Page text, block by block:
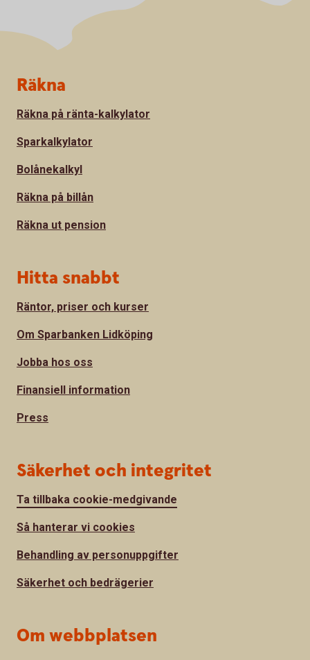
Sidfot
Räkna
Räkna på ränta-kalkylator
Sparkalkylator
Bolånekalkyl
Räkna på billån
Räkna ut pension
Hitta snabbt
Räntor, priser och kurser
Om Sparbanken Lidköping
Jobba hos oss
Finansiell information
Press
Säkerhet och integritet
Ta tillbaka cookie-medgivande
Så hanterar vi cookies
Behandling av personuppgifter
Säkerhet och bedrägerier
Om webbplatsen